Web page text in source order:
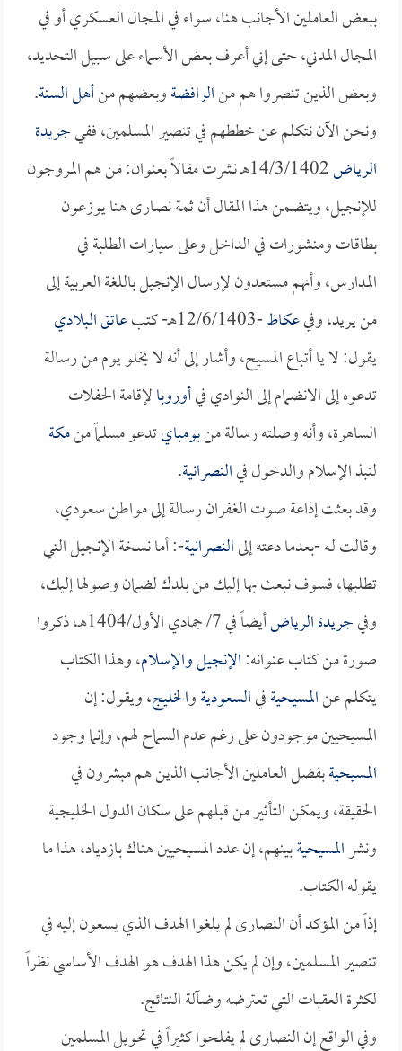
ببعض العاملين الأجانب هنا، سواء في المجال العسكري أو في
المجال المدني، حتى إني أعرف بعض الأسماء على سبيل التحديد،
وبعض الذين تنصروا هم منالرافضةوبعضهم منأهل السنة.
ونحن الآن نتكلم عن خططهم في تنصير المسلمين، ففيجريدة
الرياض
14/3/1402هـ نشرت مقالاً بعنوان: من هم المروجون
للإنجيل، ويتضمن هذا المقال أن ثمة نصارى هنا يوزعون
بطاقات ومنشورات في الداخل وعلى سيارات الطلبة في
المدارس، وأنهم مستعدون لإرسال الإنجيل باللغة العربية إلى
من يريد، وفيعكاظ-12/6/1403هـ- كتب
عاتق البلادي
يقول: لا يا أتباع المسيح، وأشار إلى أنه لا يخلو يوم من رسالة
تدعوه إلى الانضمام إلى النوادي فيأوروبالإقامة الحفلات
الساهرة، وأنه وصلته رسالة منبومبايتدعو مسلماً منمكة
لنبذ الإسلام والدخول فيالنصرانية.
وقد بعثت إذاعة صوت الغفران رسالة إلى مواطن سعودي،
وقالت لـه -بعدما دعته إلىالنصرانية-: أما نسخة الإنجيل التي
تطلبها، فسوف نبعث بها إليك من بلدك لضمان وصولها إليك،
وفيجريدة الرياض
أيضاً في 7/ جمادي الأول/1404هـ، ذكروا
صورة من كتاب عنوانه:الإنجيل والإسلام، وهذا الكتاب
يتكلم عنالمسيحيةفيالسعوديةوالخليج، ويقول: إن
المسيحيين موجودون على رغم عدم السماح لهم، وإنما وجود
المسيحيةبفضل العاملين الأجانب الذين هم مبشرون في
الحقيقة، ويمكن التأثير من قبلهم على سكان الدول الخليجية
ونشرالمسيحيةبينهم، إن عدد المسيحيين هناك بازدياد، هذا ما
يقوله الكتاب.
إذاً من المؤكد أن النصارى لم يلغوا الهدف الذي يسعون إليه في
تنصير المسلمين، وإن لم يكن هذا الهدف هو الهدف الأساسي نظراً
لكثرة العقبات التي تعترضه وضآلة النتائج.
وفي الواقع إن النصارى لم يفلحوا كثيراً في تحويل المسلمين